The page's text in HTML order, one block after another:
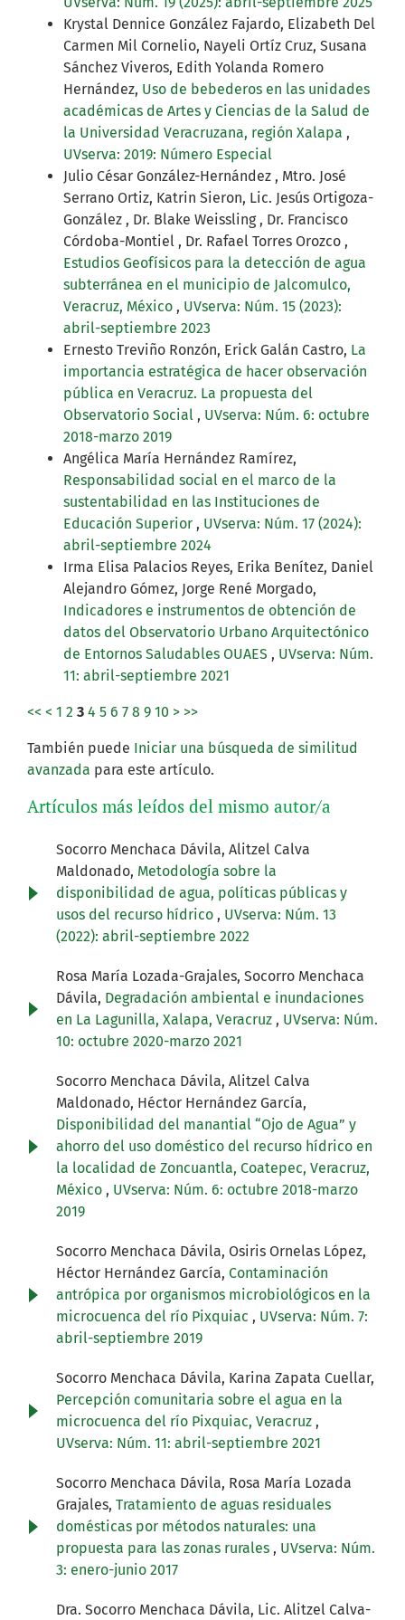
Krystal Dennice González Fajardo, Elizabeth Del
Carmen Mil Cornelio, Nayeli Ortíz Cruz, Susana
Sánchez Viveros, Edith Yolanda Romero
Hernández, Uso de bebederos en las unidades
académicas de Artes y Ciencias de la Salud de
la Universidad Veracruzana, región Xalapa ,
UVserva: 2019: Número Especial
Julio César González-Hernández , Mtro. José
Serrano Ortiz, Katrin Sieron, Lic. Jesús Ortigoza-
González , Dr. Blake Weissling , Dr. Francisco
Córdoba-Montiel , Dr. Rafael Torres Orozco ,
Estudios Geofísicos para la detección de agua
subterránea en el municipio de Jalcomulco,
Veracruz, México , UVserva: Núm. 15 (2023):
abril-septiembre 2023
Ernesto Treviño Ronzón, Erick Galán Castro, La
importancia estratégica de hacer observación
pública en Veracruz. La propuesta del
Observatorio Social , UVserva: Núm. 6: octubre
2018-marzo 2019
Angélica María Hernández Ramírez,
Responsabilidad social en el marco de la
sustentabilidad en las Instituciones de
Educación Superior , UVserva: Núm. 17 (2024):
abril-septiembre 2024
Irma Elisa Palacios Reyes, Erika Benítez, Daniel
Alejandro Gómez, Jorge René Morgado,
Indicadores e instrumentos de obtención de
datos del Observatorio Urbano Arquitectónico
de Entornos Saludables OUAES , UVserva: Núm.
11: abril-septiembre 2021
<< < 1 2 3 4 5 6 7 8 9 10 > >>
También puede Iniciar una búsqueda de similitud
avanzada para este artículo.
Artículos más leídos del mismo autor/a
Socorro Menchaca Dávila, Alitzel Calva
Maldonado, Metodología sobre la
disponibilidad de agua, políticas públicas y
usos del recurso hídrico , UVserva: Núm. 13
(2022): abril-septiembre 2022
Rosa María Lozada-Grajales, Socorro Menchaca
Dávila, Degradación ambiental e inundaciones
en La Lagunilla, Xalapa, Veracruz , UVserva: Núm.
10: octubre 2020-marzo 2021
Socorro Menchaca Dávila, Alitzel Calva
Maldonado, Héctor Hernández García,
Disponibilidad del manantial “Ojo de Agua” y
ahorro del uso doméstico del recurso hídrico en
la localidad de Zoncuantla, Coatepec, Veracruz,
México , UVserva: Núm. 6: octubre 2018-marzo
2019
Socorro Menchaca Dávila, Osiris Ornelas López,
Héctor Hernández García, Contaminación
antrópica por organismos microbiológicos en la
microcuenca del río Pixquiac , UVserva: Núm. 7:
abril-septiembre 2019
Socorro Menchaca Dávila, Karina Zapata Cuellar,
Percepción comunitaria sobre el agua en la
microcuenca del río Pixquiac, Veracruz ,
UVserva: Núm. 11: abril-septiembre 2021
Socorro Menchaca Dávila, Rosa María Lozada
Grajales, Tratamiento de aguas residuales
domésticas por métodos naturales: una
propuesta para las zonas rurales , UVserva: Núm.
3: enero-junio 2017
Dra. Socorro Menchaca Dávila, Lic. Alitzel Calva-